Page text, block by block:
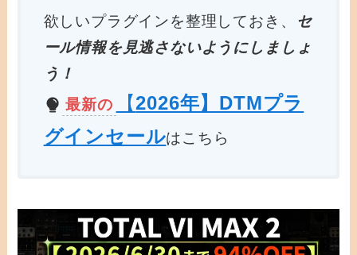
欲しいプラグインを整理しておき、
セ
ール情報を見逃さないようにしましょ
う！
最新の
【2026年】DTMプラ
グインセールはこちら